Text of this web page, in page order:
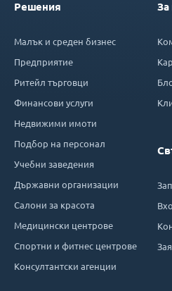
Решения
Малък и среден бизнес
Предприятие
Ритейл търговци
Финансови услуги
Недвижими имоти
Подбор на персонал
Учебни заведения
Държавни организации
Салони за красота
Медицински центрове
Спортни и фитнес центрове
Консултантски агенции
За